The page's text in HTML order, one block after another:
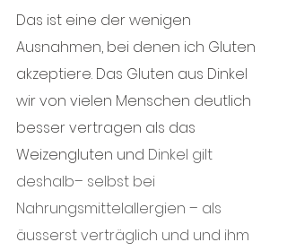
Das ist eine der wenigen
Ausnahmen, bei denen ich Gluten
akzeptiere. Das Gluten aus Dinkel
wir von vielen Menschen deutlich
besser vertragen als das
Weizengluten und Dinkel gilt
deshalb– selbst bei
Nahrungsmittelallergien – als
äusserst verträglich und und ihm